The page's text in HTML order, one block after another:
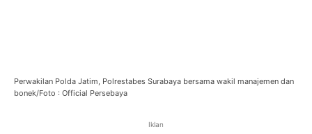
Perwakilan Polda Jatim, Polrestabes Surabaya bersama wakil manajemen dan
bonek/Foto : Official Persebaya
Iklan